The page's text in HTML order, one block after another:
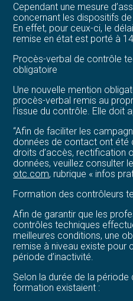
Cependant une mesure
concernant les dispositifs
En effet, pour ceux-ci, le
remise en état est porté à
Procès-verbal de contrôle
obligatoire
Une nouvelle mention
procès-verbal remis au
l’issue du contrôle. Elle doit
“Afin de faciliter les
données de contact ont été
droits d’accès, rectification
données, veuillez consulter
otc.com, rubrique « infos
Formation des contrôleurs
Afin de garantir que les
contrôles techniques
meilleures conditions, une
remise à niveau existe pour
période d’inactivité.
Selon la durée de la période
formation existaient :